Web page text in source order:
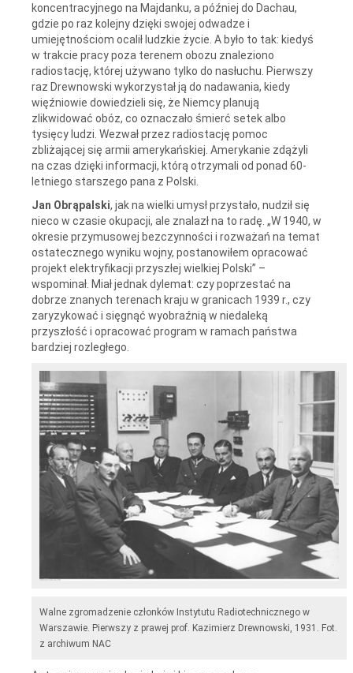
koncentracyjnego na Majdanku, a później do Dachau,
gdzie po raz kolejny dzięki swojej odwadze i
umiejętnościom ocalił ludzkie życie. A było to tak: kiedyś
w trakcie pracy poza terenem obozu znaleziono
radiostację, której używano tylko do nasłuchu. Pierwszy
raz Drewnowski wykorzystał ją do nadawania, kiedy
więźniowie dowiedzieli się, że Niemcy planują
zlikwidować obóz, co oznaczało śmierć setek albo
tysięcy ludzi. Wezwał przez radiostację pomoc
zbliżającej się armii amerykańskiej. Amerykanie zdążyli
na czas dzięki informacji, którą otrzymali od ponad 60-
letniego starszego pana z Polski.
Jan Obrąpalski, jak na wielki umysł przystało, nudził się
nieco w czasie okupacji, ale znalazł na to radę. „W 1940, w
okresie przymusowej bezczynności i rozważań na temat
ostatecznego wyniku wojny, postanowiłem opracować
projekt elektryfikacji przyszłej wielkiej Polski” –
wspominał. Miał jednak dylemat: czy poprzestać na
dobrze znanych terenach kraju w granicach 1939 r., czy
zaryzykować i sięgnąć wyobraźnią w niedaleką
przyszłość i opracować program w ramach państwa
bardziej rozległego.
Walne zgromadzenie członków Instytutu Radiotechnicznego w
Warszawie. Pierwszy z prawej prof. Kazimierz Drewnowski, 1931. Fot.
z archiwum NAC